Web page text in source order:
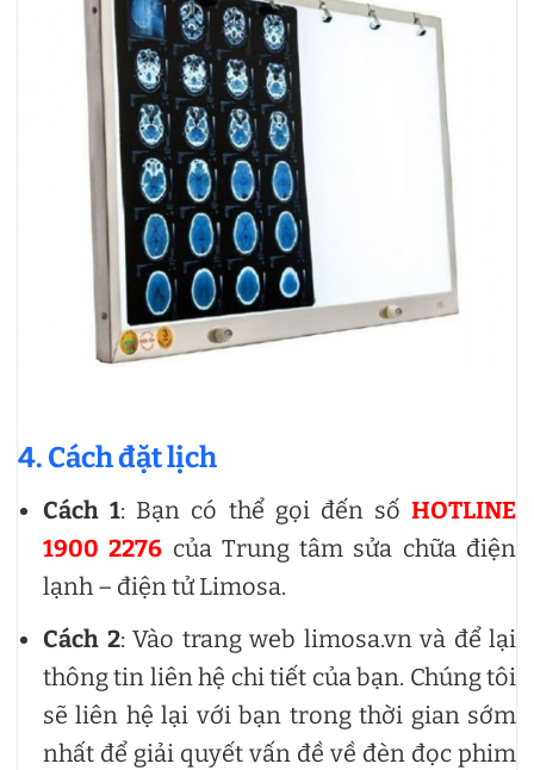
4. Cách đặt lịch
Cách 1: Bạn có thể gọi đến số HOTLINE
1900 2276 của Trung tâm sửa chữa điện
lạnh – điện tử Limosa.
Cách 2: Vào trang web limosa.vn và để lại
thông tin liên hệ chi tiết của bạn. Chúng tôi
sẽ liên hệ lại với bạn trong thời gian sớm
nhất để giải quyết vấn đề về đèn đọc phim